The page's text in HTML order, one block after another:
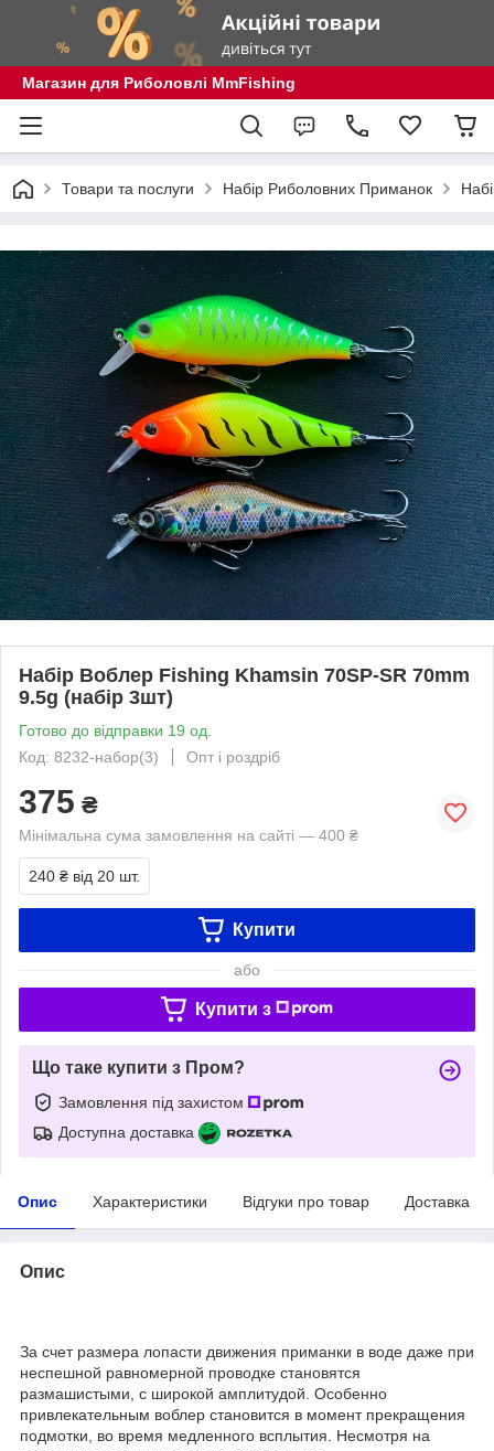
Магазин для Риболовлі MmFishing
Товари та послуги Набір Риболовних Приманок
Набір Воблер Fishing Khamsin 70SP-SR 70mm
9.5g (набір 3шт)
Готово до відправки 19 од.
Код: 8232-набор(3)
Опт і роздріб
375 ₴
Мінімальна сума замовлення на сайті — 400 ₴
240 ₴ від 20 шт.
Купити
або
Купити з
Що таке купити з Пром?
Замовлення під захистом
Доступна доставка
Опис Характеристики Відгуки про товар Доставка
Опис
За счет размера лопасти движения приманки в воде даже при
неспешной равномерной проводке становятся
размашистыми, с широкой амплитудой. Особенно
привлекательным воблер становится в момент прекращения
подмотки, во время медленного всплытия. Несмотря на